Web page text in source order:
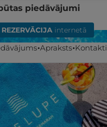
Apraksts Kontakti
piedāvājumi
REZERVĀCIJA internetā